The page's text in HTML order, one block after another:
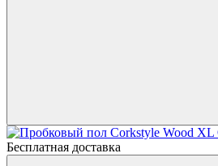
Бесплатная доставка